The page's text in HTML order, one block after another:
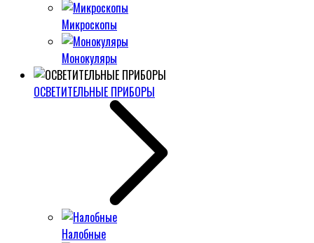
Микроскопы
Монокуляры
ОСВЕТИТЕЛЬНЫЕ ПРИБОРЫ
Налобные